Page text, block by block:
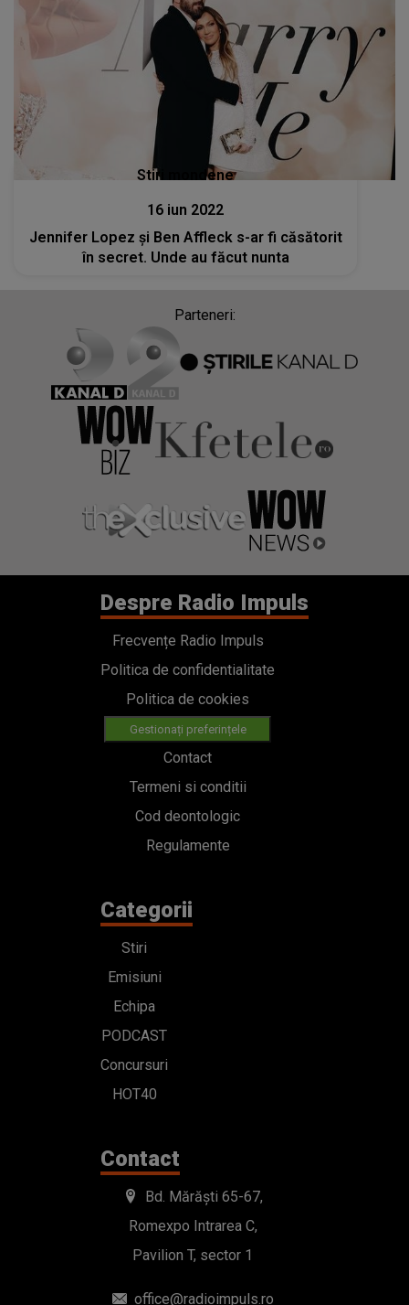
Stiri mondene
16 iun 2022
Jennifer Lopez și Ben Affleck s-ar fi căsătorit
în secret. Unde au făcut nunta
Parteneri:
Despre Radio Impuls
Frecvențe Radio Impuls
Politica de confidentialitate
Politica de cookies
Gestionați preferințele
Contact
Termeni si conditii
Cod deontologic
Regulamente
Categorii
Stiri
Emisiuni
Echipa
PODCAST
Concursuri
HOT40
Contact
Bd. Mărăști 65-67,
Romexpo Intrarea C,
Pavilion T, sector 1
office@radioimpuls.ro